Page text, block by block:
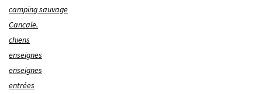
camping sauvage
Cancale.
chiens
enseignes
enseignes
entrées